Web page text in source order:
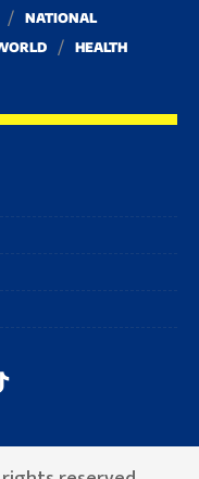
NATIONAL
HEALTH